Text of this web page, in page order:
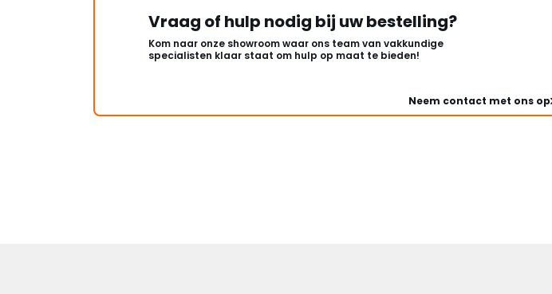
Vraag of hulp nodig bij uw bestelling?
Kom naar onze showroom waar ons team van vakkundige
specialisten klaar staat om hulp op maat te bieden!
Neem contact met ons op